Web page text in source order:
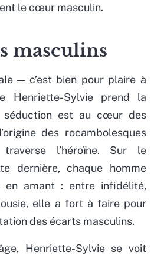
le cœur masculin.
masculins
— c’est bien pour plaire à
Henriette-Sylvie prend la
est au cœur des
des rocambolesques
l’héroïne. Sur le
dernière, chaque homme
amant : entre infidélité,
elle a fort à faire pour
des écarts masculins.
Henriette-Sylvie se voit